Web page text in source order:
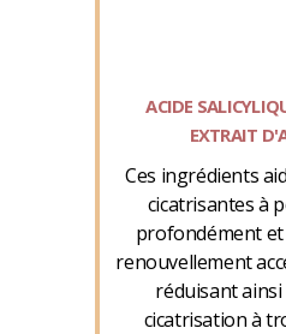
ACIDE
EXTRAIT
Ces ingrédients
cicatrisantes à
profondément
renouvellement
réduisant ainsi
cicatrisation à